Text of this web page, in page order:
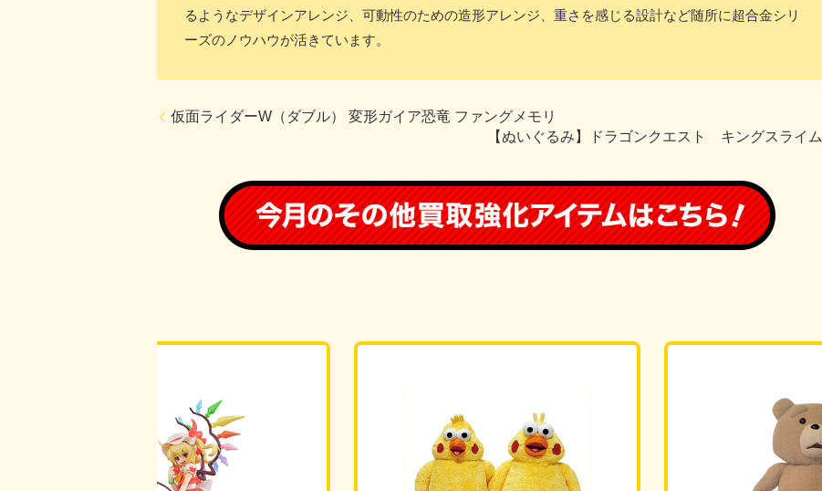
るようなデザインアレンジ、可動性のための造形アレンジ、重さを感じる設計など随所に超合金シリ
ーズのノウハウが活きています。
仮面ライダーW（ダブル） 変形ガイア恐竜 ファングメモリ
【ぬいぐるみ】ドラゴンクエスト キングスライム